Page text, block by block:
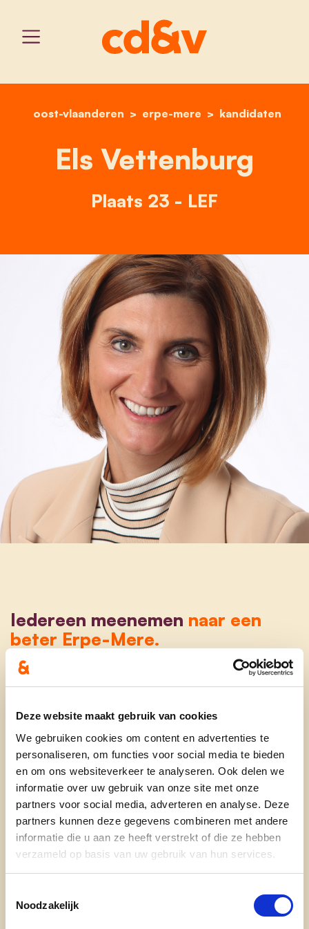
Deze website maakt gebruik van cookies
We gebruiken cookies om content en advertenties te
personaliseren, om functies voor social media te bieden
en om ons websiteverkeer te analyseren. Ook delen we
informatie over uw gebruik van onze site met onze
partners voor social media, adverteren en analyse. Deze
partners kunnen deze gegevens combineren met andere
informatie die u aan ze heeft verstrekt of die ze hebben
verzameld op basis van uw gebruik van hun services.
Noodzakelijk
home
oost-vlaanderen erpe-mere kandidaten
els vettenburg
Els Vettenburg
Plaats 23 - LEF
Iedereen meenemen naar een
beter Erpe-Mere.
Ik ben 51 jaar. Opgegroeid in Burst en woonachtig
in het landelijke Erondegem.
Ben Mama van Janelle, Sybe en plusdochter
Emma. Samen met mijn partner, Hans Cooman,
vormen wij een mooi gezin waar iedereen welkom
is.
Professioneel was ik jarenlang mede-ondernemer
te Burst.
Vandaag ben ik actief in de banksector.
een betere toekomst voor onze gemeente. Ik vind
het tijd om iets terug te doen. Dit kan via mijn